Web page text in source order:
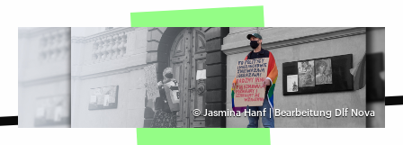
©Jasmina Hanf | Bearbeitung Dlf Nova